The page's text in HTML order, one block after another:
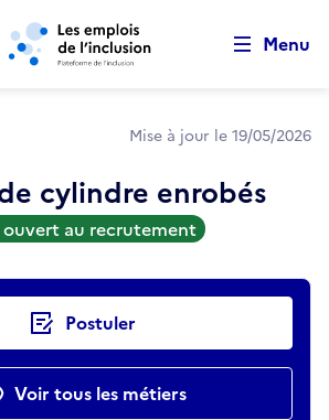
Aller au contenu principal
Menu
Mise à jour le 19/05/2026
cylindre enrobés
ouvert au recrutement
Postuler
Voir tous les métiers
pagecookies